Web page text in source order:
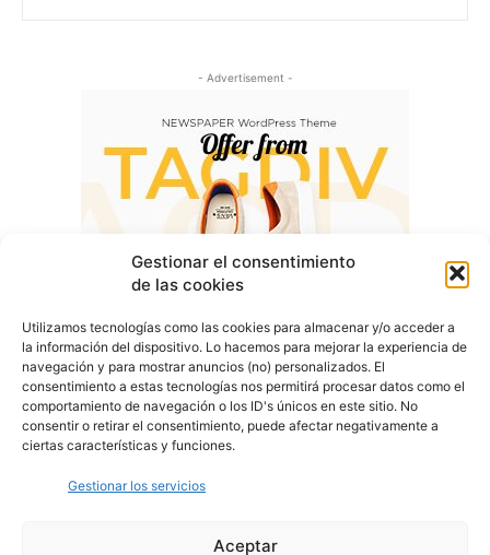
Gestionar el consentimiento
de las cookies
Utilizamos tecnologías como las cookies para almacenar y/o acceder a
la información del dispositivo. Lo hacemos para mejorar la experiencia de
navegación y para mostrar anuncios (no) personalizados. El
consentimiento a estas tecnologías nos permitirá procesar datos como el
comportamiento de navegación o los ID's únicos en este sitio. No
consentir o retirar el consentimiento, puede afectar negativamente a
ciertas características y funciones.
Gestionar los servicios
Aceptar
- Advertisement -